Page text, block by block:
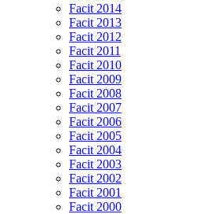
Facit 2014
Facit 2013
Facit 2012
Facit 2011
Facit 2010
Facit 2009
Facit 2008
Facit 2007
Facit 2006
Facit 2005
Facit 2004
Facit 2003
Facit 2002
Facit 2001
Facit 2000